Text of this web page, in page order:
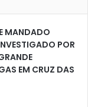
MANDADO
POR
EM CRUZ DAS